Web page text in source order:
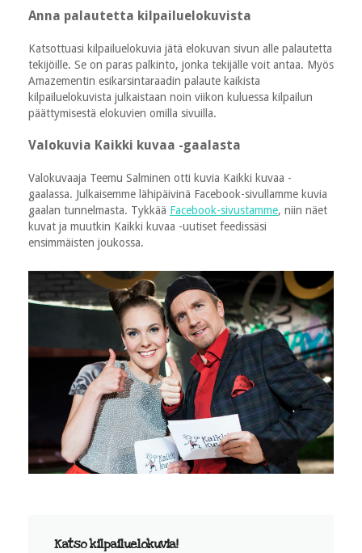
Anna palautetta kilpailuelokuvista
Katsottuasi kilpailuelokuvia jätä elokuvan sivun alle palautetta
tekijöille. Se on paras palkinto, jonka tekijälle voit antaa. Myös
Amazementin esikarsintaraadin palaute kaikista
kilpailuelokuvista julkaistaan noin viikon kuluessa kilpailun
päättymisestä elokuvien omilla sivuilla.
Valokuvia Kaikki kuvaa -gaalasta
Valokuvaaja Teemu Salminen otti kuvia Kaikki kuvaa -
gaalassa. Julkaisemme lähipäivinä Facebook-sivullamme kuvia
gaalan tunnelmasta. Tykkää Facebook-sivustamme, niin näet
kuvat ja muutkin Kaikki kuvaa -uutiset feedissäsi
ensimmäisten joukossa.
Katso kilpailuelokuvia!